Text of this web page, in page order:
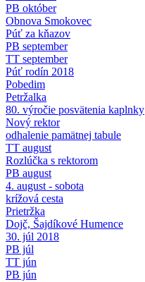
PB október
Obnova Smokovec
Púť za kňazov
PB september
TT september
Púť rodín 2018
Pobedim
Petržalka
80. výročie posvätenia kaplnky
Nový rektor
odhalenie pamätnej tabule
TT august
Rozlúčka s rektorom
PB august
4. august - sobota
krížová cesta
Prietržka
Dojč, Šajdíkové Humence
30. júl 2018
PB júl
TT jún
PB jún